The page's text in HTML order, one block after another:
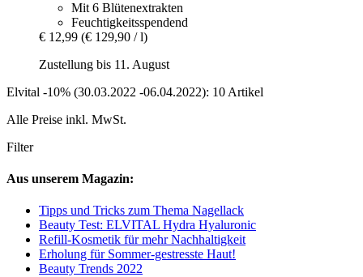
Mit 6 Blütenextrakten
Feuchtigkeitsspendend
€ 12,99 (€ 129,90 / l)
Zustellung bis 11. August
Elvital -10% (30.03.2022 -06.04.2022): 10 Artikel
Alle Preise inkl. MwSt.
Filter
Aus unserem Magazin:
Tipps und Tricks zum Thema Nagellack
Beauty Test: ELVITAL Hydra Hyaluronic
Refill-Kosmetik für mehr Nachhaltigkeit
Erholung für Sommer-gestresste Haut!
Beauty Trends 2022